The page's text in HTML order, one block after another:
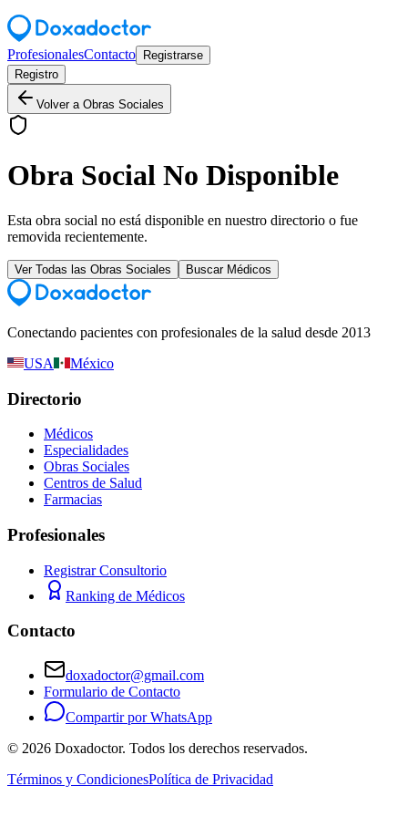
ProfesionalesContacto
Registrarse
Registro
Volver a Obras Sociales
Obra Social No Disponible
Esta obra social no está disponible en nuestro directorio o fue
removida recientemente.
Ver Todas las Obras Sociales Buscar Médicos
Conectando pacientes con profesionales de la salud desde 2013
USA
México
Directorio
Médicos
Especialidades
Obras Sociales
Centros de Salud
Farmacias
Profesionales
Registrar Consultorio
Ranking de Médicos
Contacto
doxadoctor@gmail.com
Formulario de Contacto
Compartir por WhatsApp
© 2026 Doxadoctor. Todos los derechos reservados.
Términos y CondicionesPolítica de Privacidad